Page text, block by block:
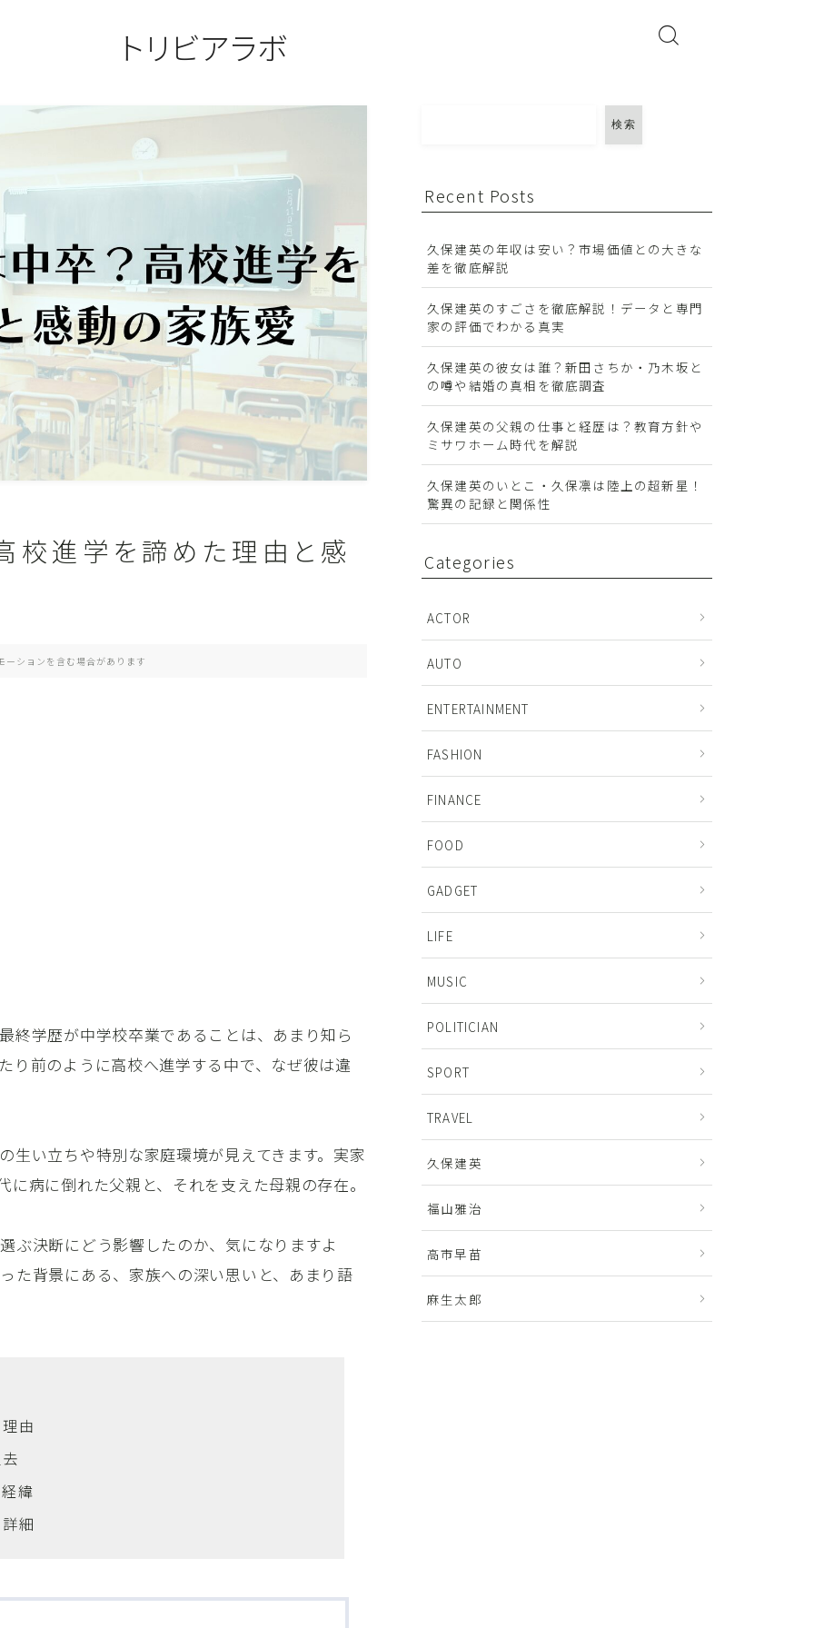
トリビアラボ
校進学を諦めた理由と感
ーションを含む場合があります
終学歴が中学校卒業であることは、あまり知ら
り前のように高校へ進学する中で、なぜ彼は違
生い立ちや特別な家庭環境が見えてきます。実家
病に倒れた父親と、それを支えた母親の存在。
ぶ決断にどう影響したのか、気になりますよ
た背景にある、家族への深い思いと、あまり語
由
緯
細
検索
Recent Posts
久保建英の年収は安い？市場価値との大きな
差を徹底解説
久保建英のすごさを徹底解説！データと専門
家の評価でわかる真実
久保建英の彼女は誰？新田さちか・乃木坂と
の噂や結婚の真相を徹底調査
久保建英の父親の仕事と経歴は？教育方針や
ミサワホーム時代を解説
久保建英のいとこ・久保凛は陸上の超新星！
驚異の記録と関係性
Categories
ACTOR
AUTO
ENTERTAINMENT
FASHION
FINANCE
FOOD
GADGET
LIFE
MUSIC
POLITICIAN
SPORT
TRAVEL
久保建英
福山雅治
高市早苗
麻生太郎